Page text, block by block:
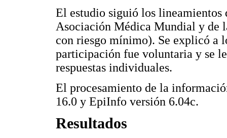
El estudio siguió los
Asociación Médica Mundial y de
con riesgo mínimo). Se explicó a
participación fue voluntaria y se
respuestas individuales.
El procesamiento de la
16.0 y EpiInfo versión 6.04c.
Resultados